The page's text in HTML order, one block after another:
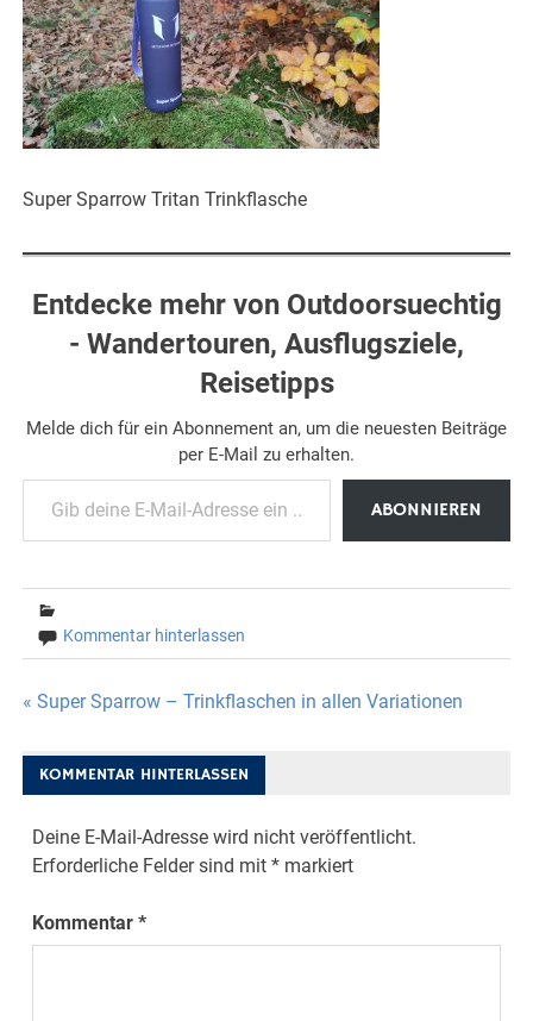
Super Sparrow Tritan Trinkflasche
Entdecke mehr von Outdoorsuechtig
- Wandertouren, Ausflugsziele,
Reisetipps
Melde dich für ein Abonnement an, um die neuesten Beiträge
per E-Mail zu erhalten.
Gib deine E-Mail-Adresse ein ...
ABONNIEREN
Kommentar hinterlassen
Beitragsnavigation
« Super Sparrow – Trinkflaschen in allen Variationen
KOMMENTAR HINTERLASSEN
Deine E-Mail-Adresse wird nicht veröffentlicht.
Erforderliche Felder sind mit* markiert
Kommentar*